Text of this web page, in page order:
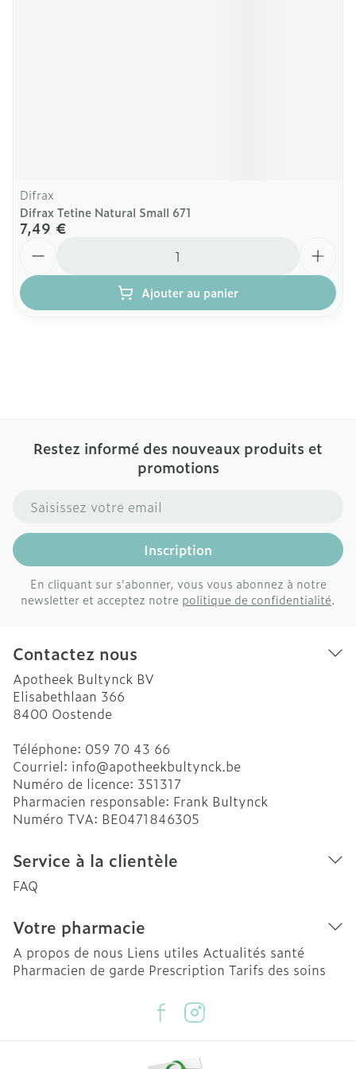
Difrax
Difrax Tetine Natural Small 671
7,49 €
Ajouter au panier
Restez informé des nouveaux produits et
promotions
Adresse mail
Inscription
En cliquant sur s'abonner, vous vous abonnez à notre
newsletter et acceptez notre politique de confidentialité.
Contactez nous
Apotheek Bultynck BV
Elisabethlaan 366
8400 Oostende
Téléphone: 059 70 43 66
Courriel: info@apotheekbultynck.be
Numéro de licence: 351317
Pharmacien responsable: Frank Bultynck
Numéro TVA: BE0471846305
Service à la clientèle
FAQ
Votre pharmacie
A propos de nous Liens utiles Actualités santé
Pharmacien de garde Prescription Tarifs des soins